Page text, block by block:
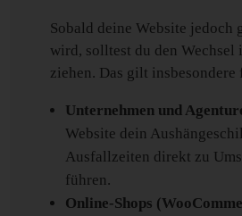
Sobald deine Website jedoch
wird, solltest du den Wechsel
ziehen. Das gilt insbesondere
Unternehmen und
Website dein
Ausfallzeiten direkt zu
führen.
Online-Shops